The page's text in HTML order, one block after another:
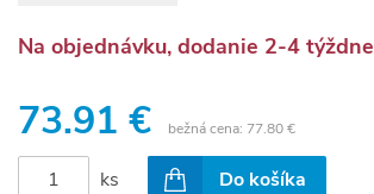
Na objednávku, dodanie 2-4 týždne
73.91 € bežná cena: 77.80 €
ks Do košíka